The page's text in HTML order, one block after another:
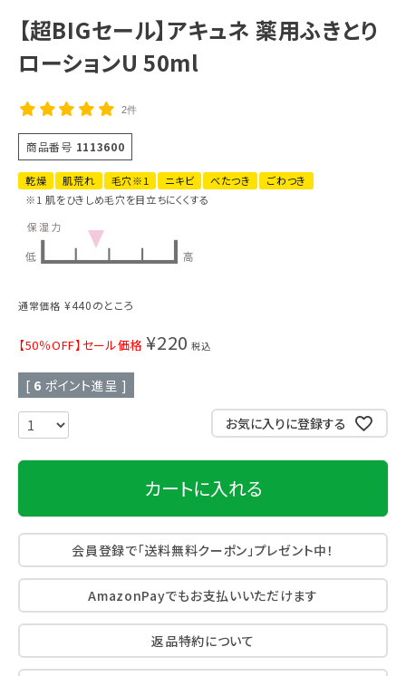
【超BIGセール】アキュネ 薬用ふきとり
ローションU 50ml
2件
商品番号 1113600
乾燥 肌荒れ 毛穴※1 ニキビ べたつき
ごわつき
※1 肌をひきしめ毛穴を目立ちにくくする
通常価格 ¥440のところ
【50％OFF】セール価格 ¥220 税込
[ 6 ポイント進呈 ]
お気に入りに登録する
カートに入れる
会員登録で「送料無料クーポン」プレゼント中！
AmazonPayでもお支払いいただけます
返品特約について